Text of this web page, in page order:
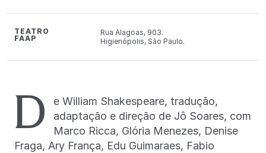
TEATRO
FAAP
Rua Alagoas, 903.
Higienópolis, São Paulo.
D
e William Shakespeare, tradução,
adaptação e direção de Jô Soares, com
Marco Ricca, Glória Menezes, Denise
Fraga, Ary França, Edu Guimaraes, Fabio